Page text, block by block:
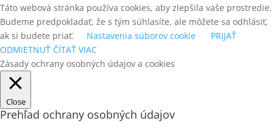
Táto webová stránka používa cookies, aby zlepšila vaše prostredie.
Budeme predpokladať, že s tým súhlasíte, ale môžete sa odhlásiť,
ak si budete priať.
Nastavenia súborov cookie
PRIJAŤ
ODMIETNUŤ ČÍTAŤ VIAC
Zásady ochrany osobných údajov a cookies
Close
Prehľad ochrany osobných údajov